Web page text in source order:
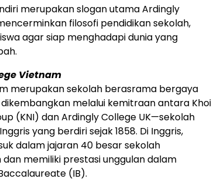
merupakan slogan utama Ardingly
filosofi pendidikan sekolah,
agar siap menghadapi dunia yang
Vietnam
merupakan sekolah berasrama bergaya
melalui kemitraan antara Khoi
(KNI) dan Ardingly College UK—sekolah
yang berdiri sejak 1858. Di Inggris,
dalam jajaran 40 besar sekolah
memiliki prestasi unggulan dalam
(IB).